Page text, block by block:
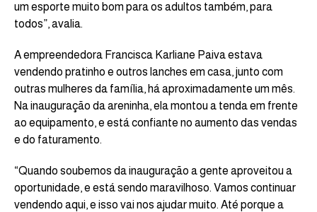
um esporte muito bom para os adultos também, para
todos”, avalia.
A empreendedora Francisca Karliane Paiva estava
vendendo pratinho e outros lanches em casa, junto com
outras mulheres da família, há aproximadamente um mês.
Na inauguração da areninha, ela montou a tenda em frente
ao equipamento, e está confiante no aumento das vendas
e do faturamento.
“Quando soubemos da inauguração a gente aproveitou a
oportunidade, e está sendo maravilhoso. Vamos continuar
vendendo aqui, e isso vai nos ajudar muito. Até porque a